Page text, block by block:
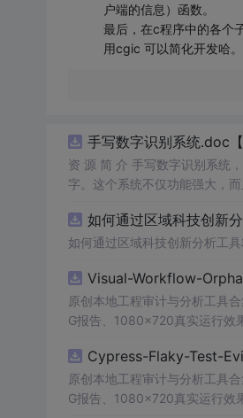
户端的信息）函数。
最后，在c程序中的各个
用cgic 可以简化开发哈。
手写数字识别系统.doc
资 源 简 介 手写数字识别系统
字。这个系统不仅功能强大，
便和实用的工具，你一定会喜
如何通过区域科技创新
如何通过区域科技创新分析工
Visual-Workflow-
原创本地工程审计与分析工具
G报告、1080×720真实运行效
源码、Logo、官方截图、论文
Cypress-Flaky-Test-
原创本地工程审计与分析工具
G报告、1080×720真实运行效